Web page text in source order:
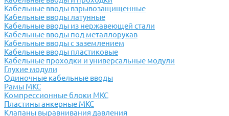
Кабельные вводы взрывозащищенные
Кабельные вводы латунные
Кабельные вводы из нержавеющей стали
Кабельные вводы под металлорукав
Кабельные вводы с заземлением
Кабельные вводы пластиковые
Кабельные проходки и универсальные модули
Глухие модули
Одиночные кабельные вводы
Рамы МКС
Компрессионные блоки МКС
Пластины анкерные МКС
Клапаны выравнивания давления